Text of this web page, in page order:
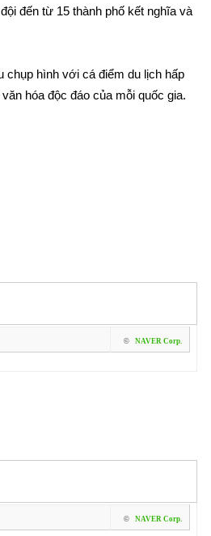
đến từ 15 thành phố kết nghĩa và
hình với cá điểm du lịch hấp
hóa độc đáo của mỗi quốc gia.
© NAVER Corp.
© NAVER Corp.